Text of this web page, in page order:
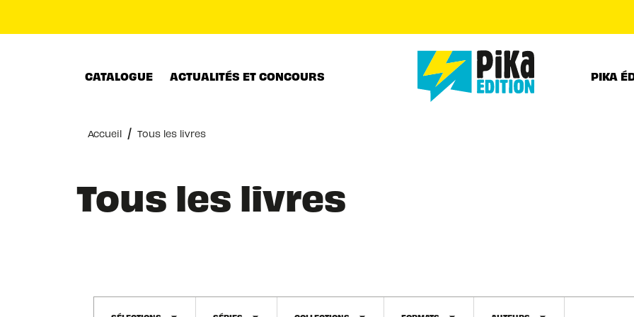
CATALOGUE ACTUALITÉS ET CONCOURS PIKA
Accueil / Tous les livres
Tous les livres